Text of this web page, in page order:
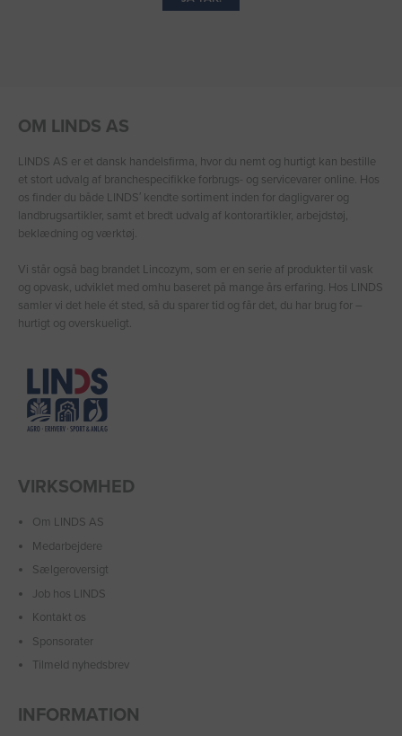
OM LINDS AS
LINDS AS er et dansk handelsfirma, hvor du nemt og hurtigt kan bestille
et stort udvalg af branchespecifikke forbrugs- og servicevarer online. Hos
os finder du både LINDS′ kendte sortiment inden for dagligvarer og
landbrugsartikler, samt et bredt udvalg af kontorartikler, arbejdstøj,
beklædning og værktøj.
Vi står også bag brandet Lincozym, som er en serie af produkter til vask
og opvask, udviklet med omhu baseret på mange års erfaring. Hos LINDS
samler vi det hele ét sted, så du sparer tid og får det, du har brug for –
hurtigt og overskueligt.
VIRKSOMHED
Om LINDS AS
Medarbejdere
Sælgeroversigt
Job hos LINDS
Kontakt os
Sponsorater
Tilmeld nyhedsbrev
INFORMATION